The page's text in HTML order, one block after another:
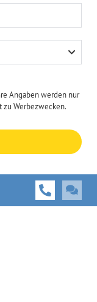
Angaben werden nur
Werbezwecken.